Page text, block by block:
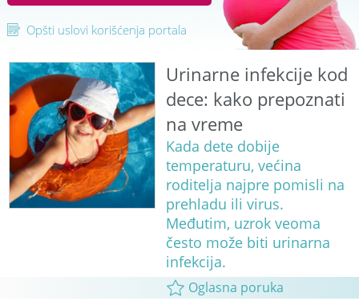
Opšti uslovi korišćenja portala
Urinarne infekcije kod
dece: kako prepoznati
na vreme
Kada dete dobije
temperaturu, većina
roditelja najpre pomisli na
prehladu ili virus.
Međutim, uzrok veoma
često može biti urinarna
infekcija.
Oglasna poruka